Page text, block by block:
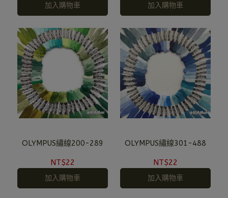
加入購物車 加入購物車
OLYMPUS繡線200-289
NT$22
加入購物車
OLYMPUS繡線301-488
NT$22
加入購物車